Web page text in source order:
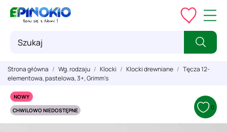
Strona główna Wg. rodzaju Klocki Klocki drewniane
Tęcza 12-
elementowa, pastelowa, 3+, Grimm's
NOWY
CHWILOWO NIEDOSTĘPNE
0